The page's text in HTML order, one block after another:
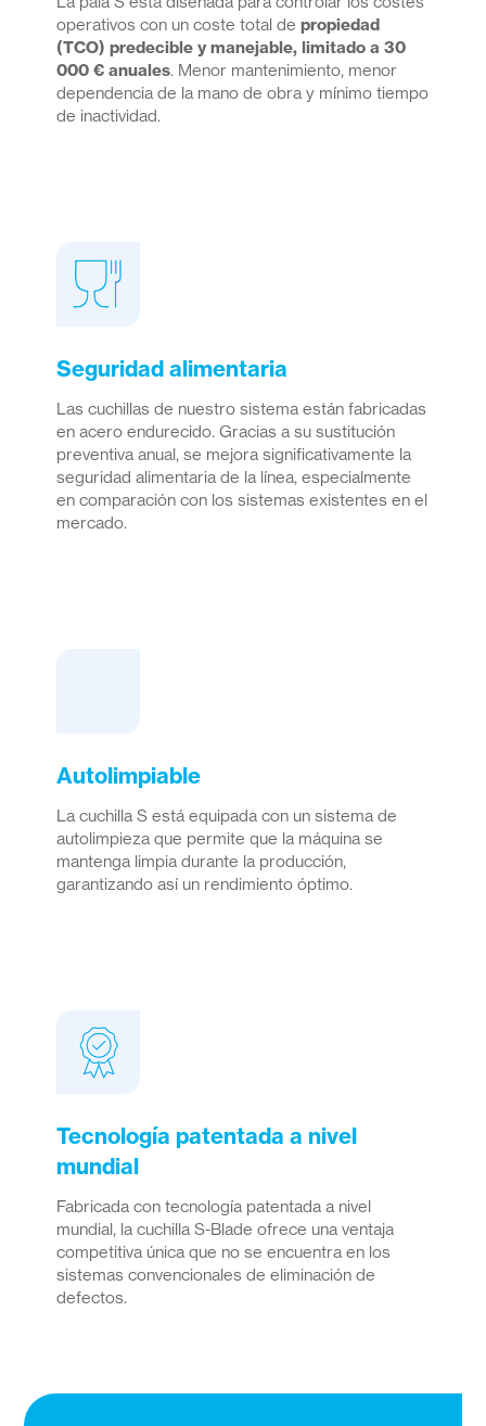
operativos con un coste total de propiedad
(TCO) predecible y manejable, limitado a 30
000 € anuales. Menor mantenimiento, menor
dependencia de la mano de obra y mínimo tiempo
de inactividad.
Seguridad alimentaria
Las cuchillas de nuestro sistema están fabricadas
en acero endurecido. Gracias a su sustitución
preventiva anual, se mejora significativamente la
seguridad alimentaria de la línea, especialmente
en comparación con los sistemas existentes en el
mercado.
Autolimpiable
La cuchilla S está equipada con un sistema de
autolimpieza que permite que la máquina se
mantenga limpia durante la producción,
garantizando así un rendimiento óptimo.
Tecnología patentada a nivel
mundial
Fabricada con tecnología patentada a nivel
mundial, la cuchilla S-Blade ofrece una ventaja
competitiva única que no se encuentra en los
sistemas convencionales de eliminación de
defectos.